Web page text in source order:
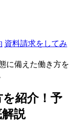
資料請求をしてみ
に備えた働き方を
紹介！予
説